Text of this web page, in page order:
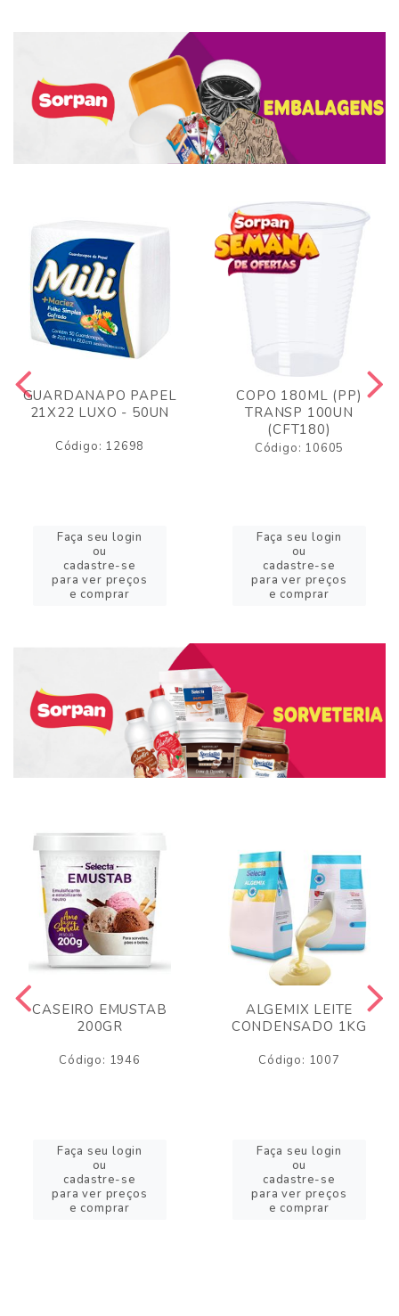
GUARDANAPO PAPEL
21X22 LUXO - 50UN
Código: 12698
Faça seu login
ou
cadastre-se
para ver preços
e comprar
COPO 180ML (PP)
TRANSP 100UN
(CFT180)
Código: 10605
Faça seu login
ou
cadastre-se
para ver preços
e comprar
CASEIRO EMUSTAB
200GR
Código: 1946
Faça seu login
ou
cadastre-se
para ver preços
e comprar
ALGEMIX LEITE
CONDENSADO 1KG
Código: 1007
Faça seu login
ou
cadastre-se
para ver preços
e comprar